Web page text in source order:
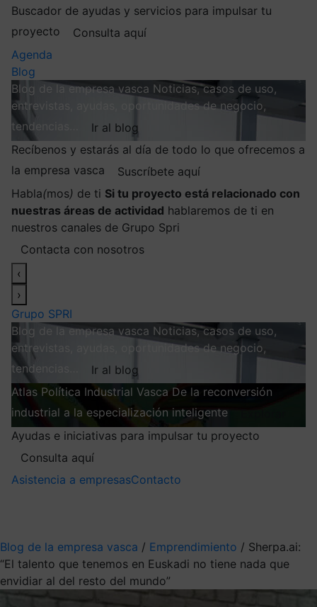
Buscador de ayudas y servicios para impulsar tu
proyecto
Consulta aquí
Agenda
Blog
Blog de la empresa vasca Noticias, casos de uso,
entrevistas, ayudas, oportunidades de negocio,
tendencias…
Ir al blog
Recíbenos y estarás al día de todo lo que ofrecemos a
la empresa vasca
Suscríbete aquí
Habla(mos) de ti Si tu proyecto está relacionado con
nuestras áreas de actividad hablaremos de ti en
nuestros canales de Grupo Spri
Contacta con nosotros
‹
›
Grupo SPRI
Blog de la empresa vasca Noticias, casos de uso,
entrevistas, ayudas, oportunidades de negocio,
tendencias…
Ir al blog
Atlas Política Industrial Vasca De la reconversión
industrial a la especialización inteligente
Ayudas e iniciativas para impulsar tu proyecto
Consulta aquí
Asistencia a empresasContacto
Blog de la empresa vasca / Emprendimiento / Sherpa.ai:
“El talento que tenemos en Euskadi no tiene nada que
envidiar al del resto del mundo”